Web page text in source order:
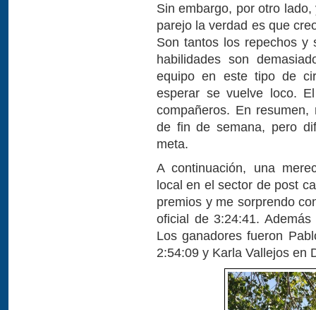
Sin embargo, por otro
parejo la verdad es que
Son tantos los repechos y
habilidades son
equipo en este tipo de
esperar se vuelve loco.
compañeros. En
de fin de semana, pero
meta.
A continuación, una
local en el sector de post
premios y me sorprendo
oficial de 3:24:41.
Los ganadores fueron
2:54:09 y Karla Vallejos en